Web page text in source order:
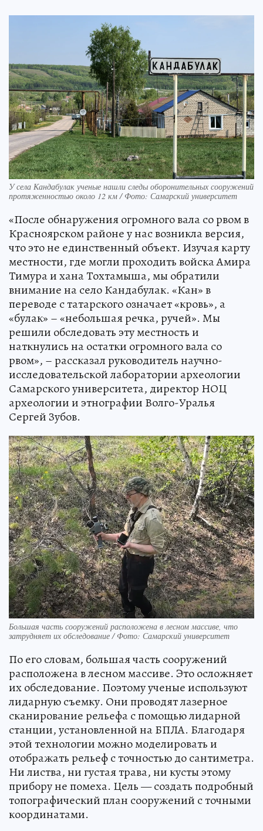
У села Кандабулак ученые нашли следы оборонительных сооружений
протяженностью около 12 км / Фото: Самарский университет
«После обнаружения огромного вала со рвом в
Красноярском районе у нас возникла версия,
что это не единственный объект. Изучая карту
местности, где могли проходить войска Амира
Тимура и хана Тохтамыша, мы обратили
внимание на село Кандабулак. «Кан» в
переводе с татарского означает «кровь», а
«булак» – «небольшая речка, ручей». Мы
решили обследовать эту местность и
наткнулись на остатки огромного вала со
рвом», – рассказал руководитель научно-
исследовательской лаборатории археологии
Самарского университета, директор НОЦ
археологии и этнографии Волго-Уралья
Сергей Зубов.
Большая часть сооружений расположена в лесном массиве, что
затрудняет их обследование / Фото: Самарский университет
По его словам, большая часть сооружений
расположена в лесном массиве. Это осложняет
их обследование. Поэтому ученые используют
лидарную съемку. Они проводят лазерное
сканирование рельефа с помощью лидарной
станции, установленной на БПЛА. Благодаря
этой технологии можно моделировать и
отображать рельеф с точностью до сантиметра.
Ни листва, ни густая трава, ни кусты этому
прибору не помеха. Цель — создать подробный
топографический план сооружений с точными
координатами.